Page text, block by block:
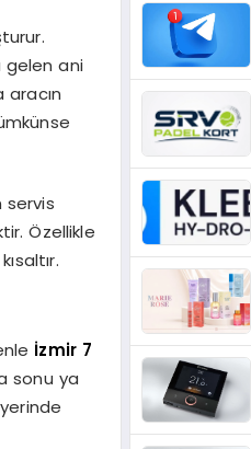
gelen ani
servis
Özellikle
İzmir 7
sonu ya